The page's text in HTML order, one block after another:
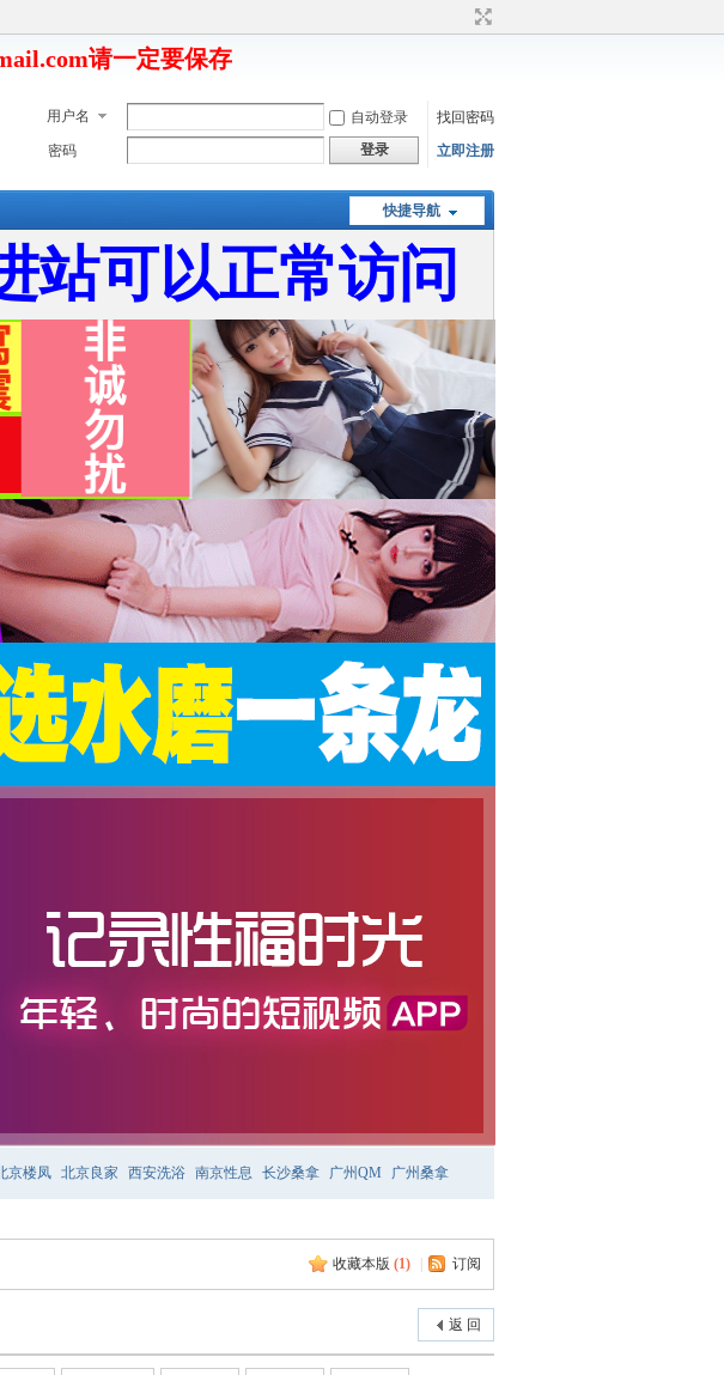
请一定要保存
用户名 自动登录
找回密码
密码
登录 立即注册
快捷导航
站可以正常访问
京楼凤 北京良家 西安洗浴 南京性息 长沙桑拿 广州QM 广州桑拿
收藏本版 (1) 订阅
返 回